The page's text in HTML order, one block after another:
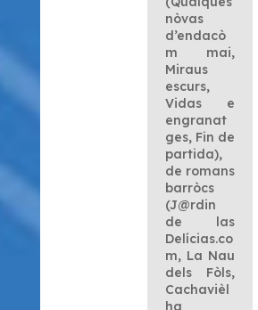
nòvas
d’endacò
m mai,
Miraus
escurs,
Vidas e
engranat
ges, Fin de
partida),
de romans
barròcs
(J@rdin
de las
Delícias.co
m, La Nau
dels Fòls,
Cachavièl
ha